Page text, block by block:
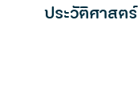
ประวัติศาสต